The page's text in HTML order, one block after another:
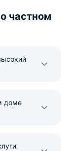
частном
доме